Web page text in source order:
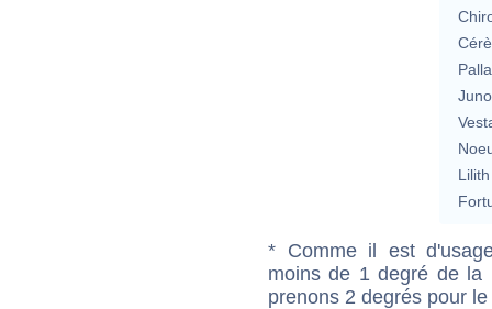
Lilith
* Comme il est
moins de 1 degré de la
prenons 2 degrés pour